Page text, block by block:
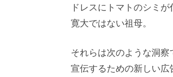
ドレスにトマトのシミが
寛大ではない祖母。
それらは次のような洞察
宣伝するための新しい